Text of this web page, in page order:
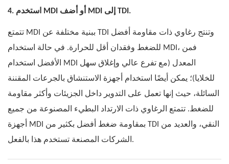
4. استخدم MDI أو أضف MDI إلى TDI.
تتمتع MDI ببنية مختلفة عن TDI وتنتج رغاوي ذات مقاومة أفضل
للضغط وفقدان أقل للحرارة. في حالة استخدام MDI، فمن
الأفضل استخدام MDI المعدل (مع تفرع عالي وإغلاق سهل
للخلايا)؛ يمكن أيضًا استخدام أجهزة الاستنشاق بالجرعات المقننة
السائلة، حيث إنها تعمل على التدوير داخل الجزيئات وأكثر مقاومة
للضغط. تتمتع الرغاوي ذات الارتداد البطيء المصنوعة من جميع
أجهزة MDI بمقاومة ضغط أفضل بكثير من TDI النقي، والعديد من
الشركات المصنعة تستخدم هذا بالفعل.